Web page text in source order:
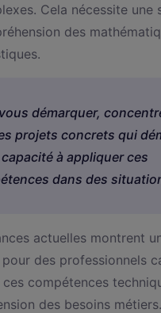
Cela nécessite une
des
démarquer,
projets concrets qui
à appliquer ces
dans des
actuelles montrent
des professionnels
compétences
des besoins